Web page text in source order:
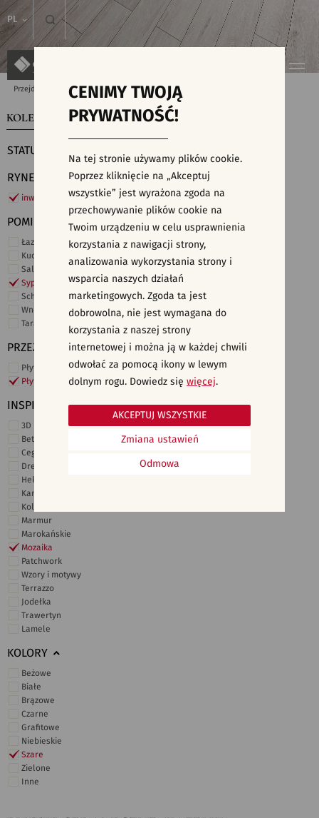
PL
Przejdź do strony głównej Kolekcje
KOLEKCJE WYSZUKIWARKA PŁYTEK
STATUS
RYNEK
inwestycje
POMIESZCZENIE
Łazienka
Kuchnia
Salon i hol
Sypialnia
Schody
Wnętrza komercyjne
Taras i ogród
PRZEZNACZENIE
Płytki ścienne
Płytki podłogowe
INSPIRACJE
3D i struktury
Beton
Cegiełki
Drewno
Heksagonalne
Kamień
Kolor
Marmur
Marokańskie
Mozaika
Patchwork
Wzory i motywy
Terrazzo
Jodełka
Trawertyn
Lamele
KOLORY
Beżowe
Białe
Brązowe
Czarne
Grafitowe
Niebieskie
Szare
Zielone
Inne
CENIMY TWOJĄ
PRYWATNOŚĆ!
Na tej stronie używamy plików cookie.
Poprzez kliknięcie na „Akceptuj
wszystkie” jest wyrażona zgoda na
przechowywanie plików cookie na
Twoim urządzeniu w celu usprawnienia
korzystania z nawigacji strony,
analizowania wykorzystania strony i
wsparcia naszych działań
marketingowych. Zgoda ta jest
dobrowolna, nie jest wymagana do
korzystania z naszej strony
internetowej i można ją w każdej chwili
odwołać za pomocą ikony w lewym
dolnym rogu. Dowiedz się więcej.
Odmowa
Zmiana ustawień
AKCEPTUJ WSZYSTKIE